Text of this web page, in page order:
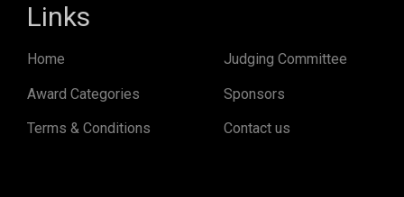
Links
Home
Award Categories
Terms & Conditions
Judging Committee
Sponsors
Contact us